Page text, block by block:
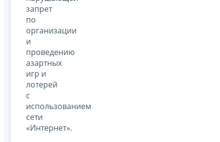
запрет
по
организации
и
проведению
азартных
игр и
лотерей
с
использованием
сети
«Интернет».